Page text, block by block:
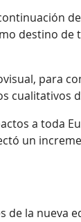
destino
para
cualitativos
a toda
un
la nueva